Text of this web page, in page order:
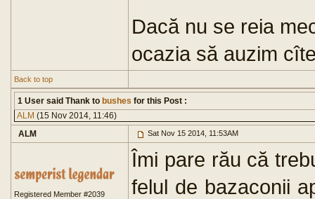
Dacă nu se reia
ocazia să auzim
Back to top
1 User said Thank to bushes for this Post :
ALM (15 Nov 2014, 11:46)
ALM
Sat Nov 15 2014, 11:53AM
Registered Member #2039
Îmi pare rău că
felul de bazaconii